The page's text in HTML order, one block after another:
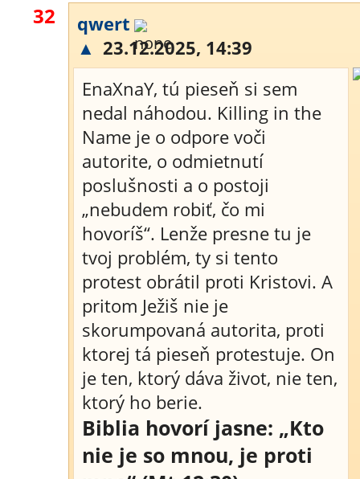
32
qwert
▲ 23.12.2025, 14:39
EnaXnaY, tú pieseň si sem
nedal náhodou. Killing in the
Name je o odpore voči
autorite, o odmietnutí
poslušnosti a o postoji
„nebudem robiť, čo mi
hovoríš“. Lenže presne tu je
tvoj problém, ty si tento
protest obrátil proti Kristovi. A
pritom Ježiš nie je
skorumpovaná autorita, proti
ktorej tá pieseň protestuje. On
je ten, ktorý dáva život, nie ten,
ktorý ho berie.
Biblia hovorí jasne: „Kto
nie je so mnou, je proti